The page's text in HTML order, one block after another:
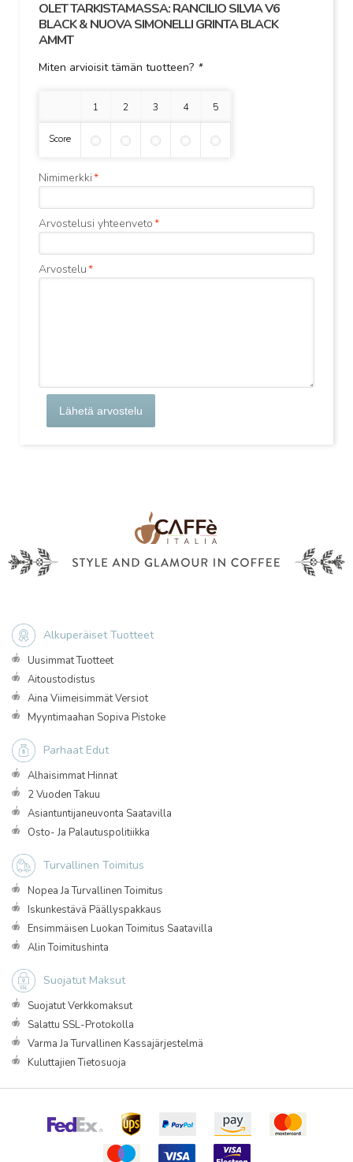
OLET TARKISTAMASSA:RANCILIO SILVIA V6
BLACK & NUOVA SIMONELLI GRINTA BLACK
AMMT
Miten arvioisit tämän tuotteen? *
1 tähti 2 tähteä3 tähteä4 tähteä5 tähteä
Score
*
Nimimerkki
*
Arvostelusi yhteenveto
*
Arvostelu
Lähetä arvostelu
Alkuperäiset Tuotteet
Uusimmat Tuotteet
Aitoustodistus
Aina Viimeisimmät Versiot
Myyntimaahan Sopiva Pistoke
Parhaat Edut
Alhaisimmat Hinnat
2 Vuoden Takuu
Asiantuntijaneuvonta Saatavilla
Osto- Ja Palautuspolitiikka
Turvallinen Toimitus
Nopea Ja Turvallinen Toimitus
Iskunkestävä Päällyspakkaus
Ensimmäisen Luokan Toimitus Saatavilla
Alin Toimitushinta
Suojatut Maksut
Suojatut Verkkomaksut
Salattu SSL-Protokolla
Varma Ja Turvallinen Kassajärjestelmä
Kuluttajien Tietosuoja